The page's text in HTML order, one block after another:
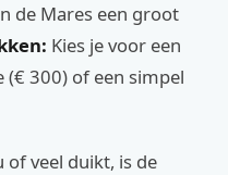
de Mares een groot
Kies je voor een
300) of een simpel
of veel duikt, is de